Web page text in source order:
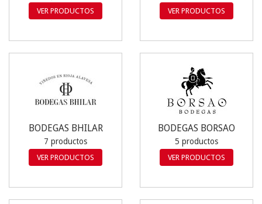
VER PRODUCTOS VER PRODUCTOS
BODEGAS BHILAR
7 productos
VER PRODUCTOS
BODEGAS BORSAO
5 productos
VER PRODUCTOS